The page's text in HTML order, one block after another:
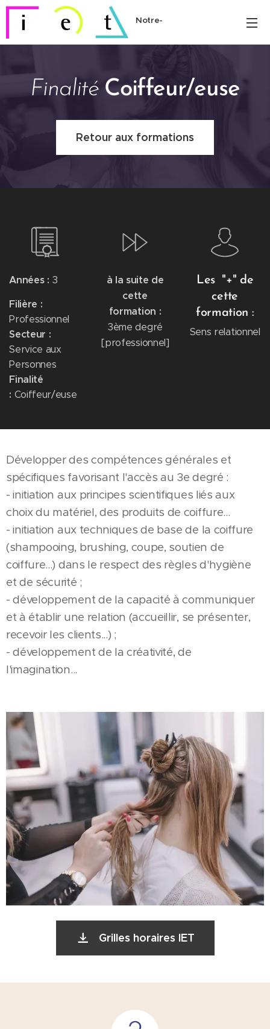
Notre-
Finalité Coiffeur/euse
Retour aux formations
Années : 3
Filière :
Professionnel
Secteur :
Service aux
Personnes
Finalité
: Coiffeur/euse
à la suite de
cette
formation :
3ème degré
[professionnel]
Les "+" de
cette
formation :
Sens relationnel
Développer des compétences générales et
spécifiques favorisant l'accès au 3e degré :
- initiation aux principes scientifiques liés aux
choix du matériel, des produits de coiffure...
- initiation aux techniques de base de la coiffure
(shampooing, brushing, coupe, soutien de
coiffure...) dans le respect des règles d'hygiène
et de sécurité ;
- développement de la capacité à communiquer
et à établir une relation (accueillir, se présenter,
recevoir les clients...) ;
- développement de la créativité, de
l'imagination...
Grilles horaires IET